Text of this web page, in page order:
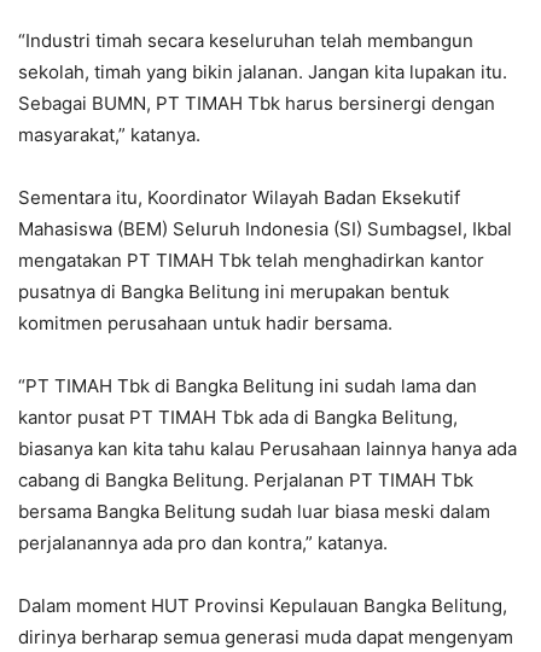
“Industri timah secara keseluruhan telah membangun
sekolah, timah yang bikin jalanan. Jangan kita lupakan itu.
Sebagai BUMN, PT TIMAH Tbk harus bersinergi dengan
masyarakat,” katanya.
Sementara itu, Koordinator Wilayah Badan Eksekutif
Mahasiswa (BEM) Seluruh Indonesia (SI) Sumbagsel, Ikbal
mengatakan PT TIMAH Tbk telah menghadirkan kantor
pusatnya di Bangka Belitung ini merupakan bentuk
komitmen perusahaan untuk hadir bersama.
“PT TIMAH Tbk di Bangka Belitung ini sudah lama dan
kantor pusat PT TIMAH Tbk ada di Bangka Belitung,
biasanya kan kita tahu kalau Perusahaan lainnya hanya ada
cabang di Bangka Belitung. Perjalanan PT TIMAH Tbk
bersama Bangka Belitung sudah luar biasa meski dalam
perjalanannya ada pro dan kontra,” katanya.
Dalam moment HUT Provinsi Kepulauan Bangka Belitung,
dirinya berharap semua generasi muda dapat mengenyam